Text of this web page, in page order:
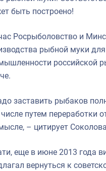
быть построено!
Росрыболовство и
рыбной муки
российской
заставить рыбаков
путем переработки
– цитирует
еще в июне 2013 года
вернуться к